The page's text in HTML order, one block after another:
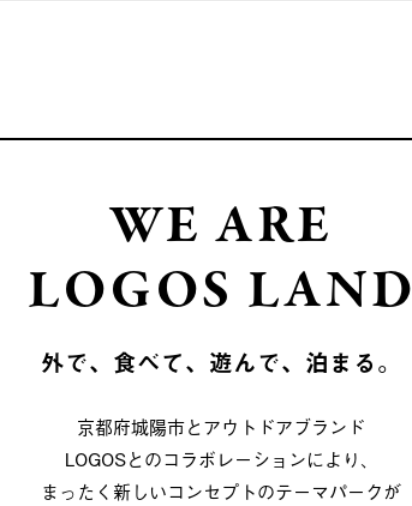
WE ARE
LOGOS LAND
外で、食べて、遊んで、泊まる。
京都府城陽市とアウトドアブランド
LOGOSとのコラボレーションにより、
まったく新しいコンセプトのテーマパークが